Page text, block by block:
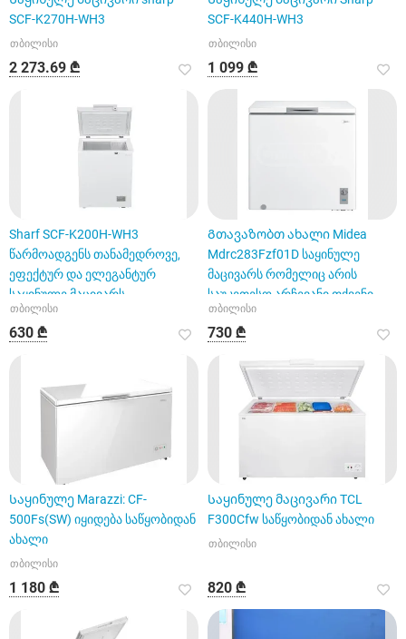
SCF-K270H-WH3
თბილისი
2 273.69 ₾
SCF-K440H-WH3
თბილისი
1 099 ₾
Sharf SCF-K200H-WH3
წარმოადგენს თანამედროვე,
ეფექტურ და ელეგანტურ
საყინულე მაცივარს
თბილისი
630 ₾
Გთავაზობთ ახალი Midea
Mdrc283Fzf01D საყინულე
მაცივარს რომელიც არის
საუკეთესო არჩევანი თქვენი
სახლის
თბილისი
730 ₾
Საყინულე Marazzi: CF-
500Fs(SW) იყიდება საწყობიდან
ახალი
თბილისი
1 180 ₾
Საყინულე მაცივარი TCL
F300Cfw საწყობიდან ახალი
თბილისი
820 ₾